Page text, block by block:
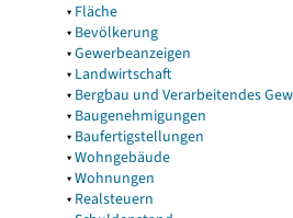
▾ Fläche
▾ Bevölkerung
▾Gewerbeanzeigen
▾ Landwirtschaft
▾ Bergbau und Verarbeitendes
▾ Baugenehmigungen
▾ Baufertigstellungen
▾Wohngebäude
▾Wohnungen
▾ Realsteuern